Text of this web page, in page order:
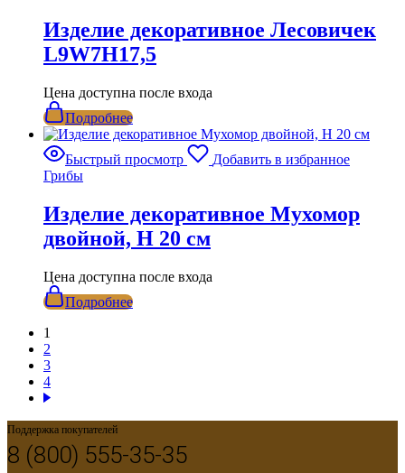
Изделие декоративное Лесовичек
L9W7H17,5
Цена доступна после входа
Подробнее
Быстрый просмотр
Добавить в избранное
Грибы
Изделие декоративное Мухомор
двойной, H 20 см
Цена доступна после входа
Подробнее
1
2
3
4
Поддержка покупателей
8 (800) 555-35-35